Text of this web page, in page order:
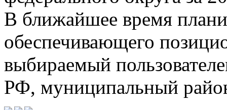
В ближайшее время
обеспечивающего
выбираемый
РФ, муниципальный